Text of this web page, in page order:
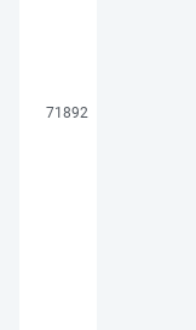
71892